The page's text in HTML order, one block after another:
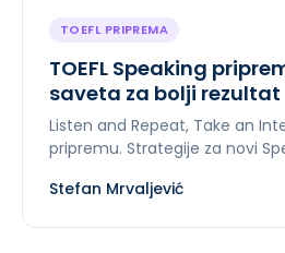
TOEFL PRIPREMA
TOEFL Speaking
saveta za bolji rezultat
Listen and Repeat, Take an
pripremu. Strategije za novi
Stefan Mrvaljević